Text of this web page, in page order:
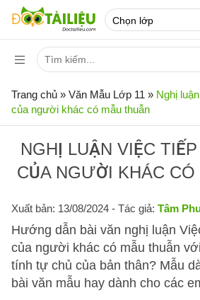
Trang chủ » Văn Mẫu Lớp 11 » Nghị
của người khác có mẫu thuẫn
NGHỊ LUẬN VIỆC
CỦA NGƯỜI KHÁC
Xuất bản: 13/08/2024 - Tác giả: Tâm
Hướng dẫn bài văn nghị luận
của người khác có mẫu thuẫn
tính tự chủ của bản thân? Mẫu
bài văn mẫu hay dành cho các